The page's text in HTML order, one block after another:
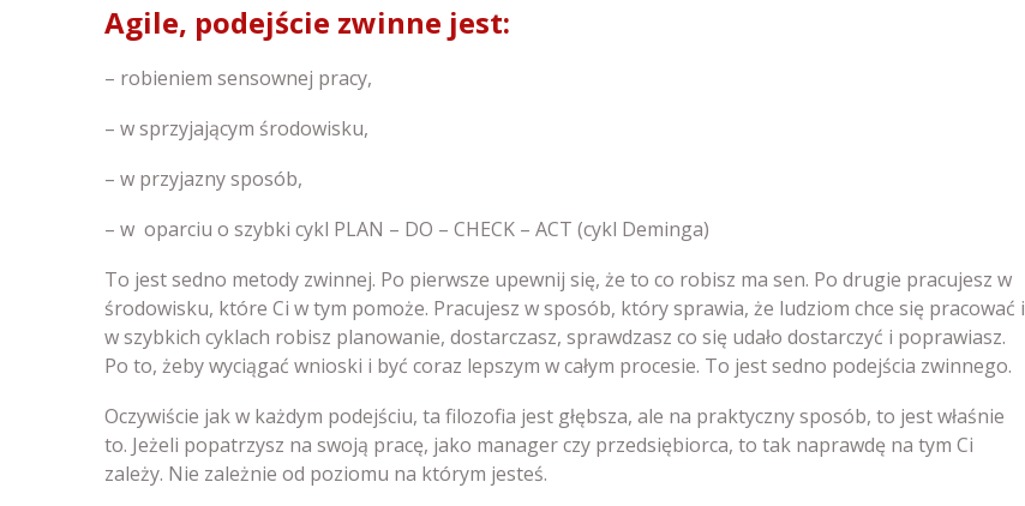
Agile, podejście zwinne jest:
– robieniem sensownej pracy,
– w sprzyjającym środowisku,
– w przyjazny sposób,
– w oparciu o szybki cykl PLAN – DO – CHECK – ACT (cykl Deminga)
To jest sedno metody zwinnej. Po pierwsze upewnij się, że to co robisz ma sen. Po drugie pracujesz w
środowisku, które Ci w tym pomoże. Pracujesz w sposób, który sprawia, że ludziom chce się pracować i
w szybkich cyklach robisz planowanie, dostarczasz, sprawdzasz co się udało dostarczyć i poprawiasz.
Po to, żeby wyciągać wnioski i być coraz lepszym w całym procesie. To jest sedno podejścia zwinnego.
Oczywiście jak w każdym podejściu, ta filozofia jest głębsza, ale na praktyczny sposób, to jest właśnie
to. Jeżeli popatrzysz na swoją pracę, jako manager czy przedsiębiorca, to tak naprawdę na tym Ci
zależy. Nie zależnie od poziomu na którym jesteś.